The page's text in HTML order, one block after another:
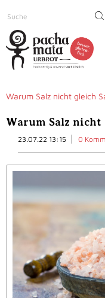
Warum Salz nicht gleich
Warum Salz nicht
23.07.22 13:15 0